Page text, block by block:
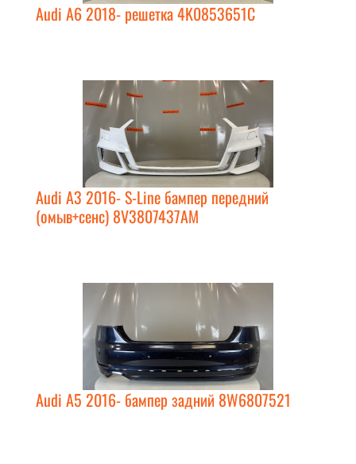
Audi A6 2018- решетка 4K0853651C
Audi A3 2016- S-Line бампер передний
(омыв+сенс) 8V3807437AM
Audi A5 2016- бампер задний 8W6807521